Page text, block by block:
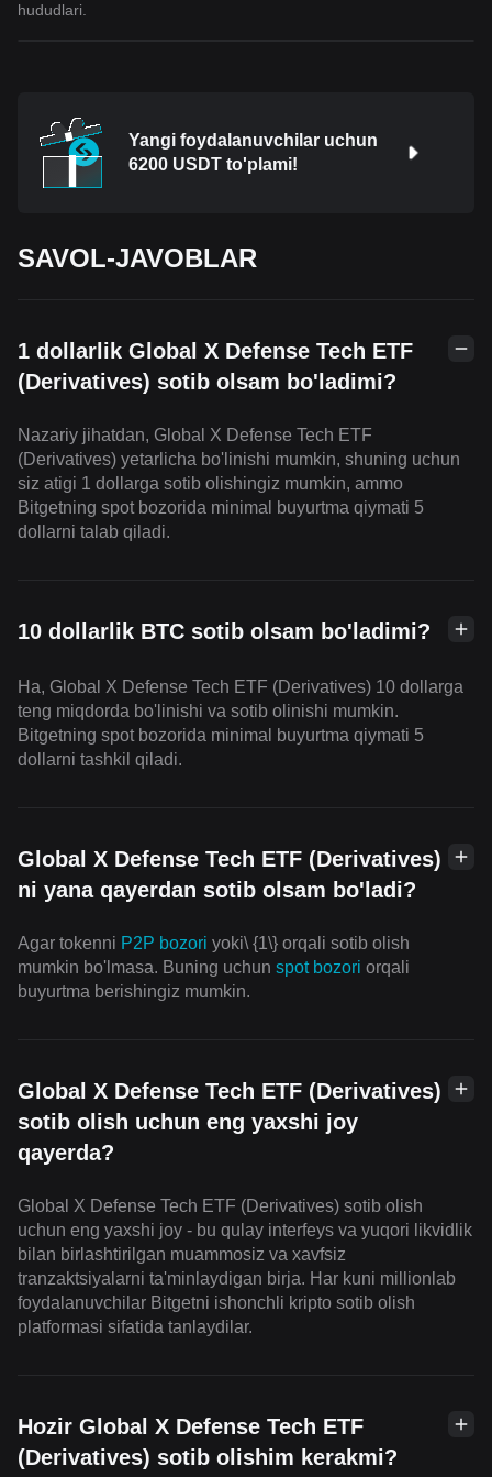
hududlari.
Yangi foydalanuvchilar uchun
6200 USDT to'plami!
SAVOL-JAVOBLAR
1 dollarlik Global X Defense Tech ETF
(Derivatives) sotib olsam bo'ladimi?
Nazariy jihatdan, Global X Defense Tech ETF
(Derivatives) yetarlicha bo'linishi mumkin, shuning uchun
siz atigi 1 dollarga sotib olishingiz mumkin, ammo
Bitgetning spot bozorida minimal buyurtma qiymati 5
dollarni talab qiladi.
10 dollarlik BTC sotib olsam bo'ladimi?
Ha, Global X Defense Tech ETF (Derivatives) 10 dollarga
teng miqdorda bo'linishi va sotib olinishi mumkin.
Bitgetning spot bozorida minimal buyurtma qiymati 5
dollarni tashkil qiladi.
Global X Defense Tech ETF (Derivatives)
ni yana qayerdan sotib olsam bo'ladi?
Agar tokenni P2P bozori yoki\ {1\} orqali sotib olish
mumkin bo'lmasa. Buning uchun spot bozori orqali
buyurtma berishingiz mumkin.
Global X Defense Tech ETF (Derivatives)
sotib olish uchun eng yaxshi joy
qayerda?
Global X Defense Tech ETF (Derivatives) sotib olish
uchun eng yaxshi joy - bu qulay interfeys va yuqori likvidlik
bilan birlashtirilgan muammosiz va xavfsiz
tranzaktsiyalarni ta'minlaydigan birja. Har kuni millionlab
foydalanuvchilar Bitgetni ishonchli kripto sotib olish
platformasi sifatida tanlaydilar.
Hozir Global X Defense Tech ETF
(Derivatives) sotib olishim kerakmi?